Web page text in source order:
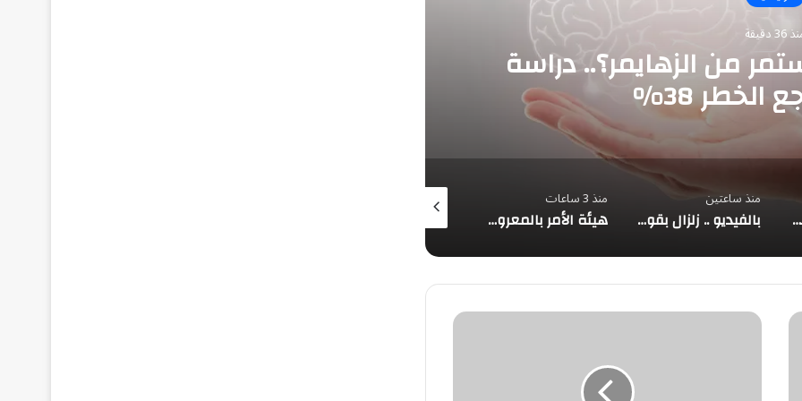
دقيقة
من الزهايمر؟.. دراسة
38%
عُمان: مفاوضات الملاحة في مضيق هرمز تتقدم بإيجابية وتحذير من تهديدات السفن
منذ ساعتين
بالفيديو .. زلزال بقوة 6.8 يهز غرفة عمليات في اليابان والطاقم الطبي يواصل الجراحة
منذ 3 ساعات
هيئة الأمر بالمعروف في الباحة تُفعّل الحافلة التوعوية بمهرجان العسل الدولي الثامن عشر
منذ 3 ساعات
7